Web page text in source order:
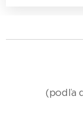
(podľa